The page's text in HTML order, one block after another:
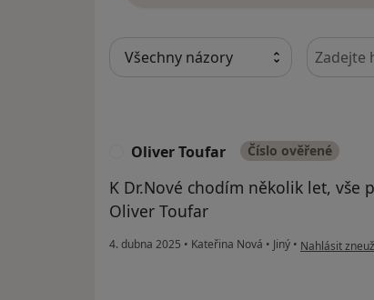
Hledejte
Oliver Toufar Číslo ověřené
K Dr.Nové chodím několik let, vše
Oliver Toufar
4. dubna 2025 • Kateřina Nová • Jiný • podle názoru
Nahlásit